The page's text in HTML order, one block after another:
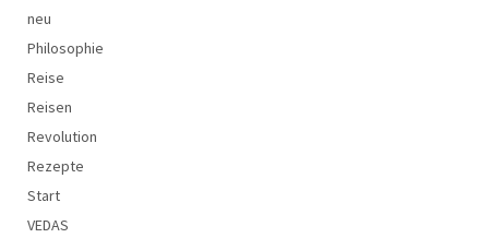
neu
Philosophie
Reise
Reisen
Revolution
Rezepte
Start
VEDAS